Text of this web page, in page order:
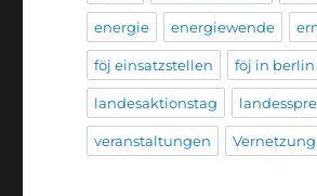
energie energiewende
föj einsatzstellen föj in berlin
landesaktionstag
veranstaltungen Vernetzung